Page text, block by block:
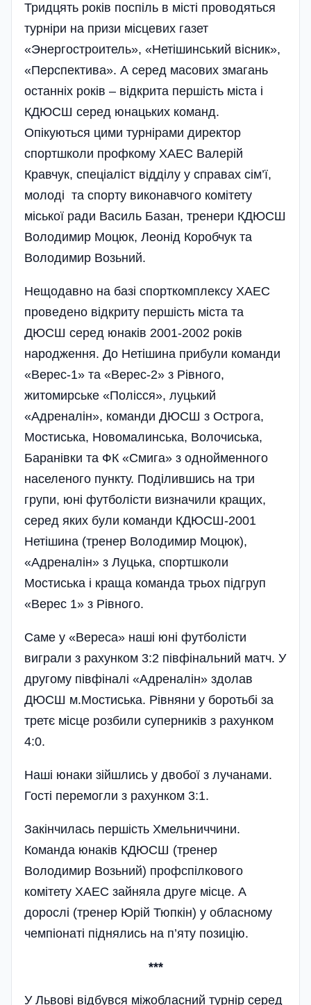
Тридцять років поспіль в місті проводяться
турніри на призи місцевих газет
«Энергостроитель», «Нетішинський вісник»,
«Перспектива». А серед масових змагань
останніх років – відкрита першість міста і
КДЮСШ серед юнацьких команд.
Опікуються цими турнірами директор
спортшколи профкому ХАЕС Валерій
Кравчук, спеціаліст відділу у справах сім’ї,
молоді та спорту виконавчого комітету
міської ради Василь Базан, тренери КДЮСШ
Володимир Моцюк, Леонід Коробчук та
Володимир Возьний.
Нещодавно на базі спорткомплексу ХАЕС
проведено відкриту першість міста та
ДЮСШ серед юнаків 2001-2002 років
народження. До Нетішина прибули команди
«Верес-1» та «Верес-2» з Рівного,
житомирське «Полісся», луцький
«Адреналін», команди ДЮСШ з Острога,
Мостиська, Новомалинська, Волочиська,
Баранівки та ФК «Смига» з однойменного
населеного пункту. Поділившись на три
групи, юні футболісти визначили кращих,
серед яких були команди КДЮСШ-2001
Нетішина (тренер Володимир Моцюк),
«Адреналін» з Луцька, спортшколи
Мостиська і краща команда трьох підгруп
«Верес 1» з Рівного.
Саме у «Вереса» наші юні футболісти
виграли з рахунком 3:2 півфінальний матч. У
другому півфіналі «Адреналін» здолав
ДЮСШ м.Мостиська. Рівняни у боротьбі за
третє місце розбили суперників з рахунком
4:0.
Наші юнаки зійшлись у двобої з лучанами.
Гості перемогли з рахунком 3:1.
Закінчилась першість Хмельниччини.
Команда юнаків КДЮСШ (тренер
Володимир Возьний) профспілкового
комітету ХАЕС зайняла друге місце. А
дорослі (тренер Юрій Тюпкін) у обласному
чемпіонаті піднялись на п’яту позицію.
***
У Львові відбувся міжобласний турнір серед